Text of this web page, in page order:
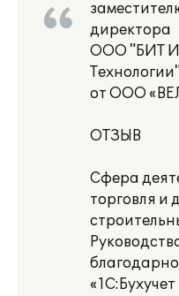
директора
ООО "БИТ
от ООО
ОТЗЫВ
Сфера
торговля и
«1С:Бухучет